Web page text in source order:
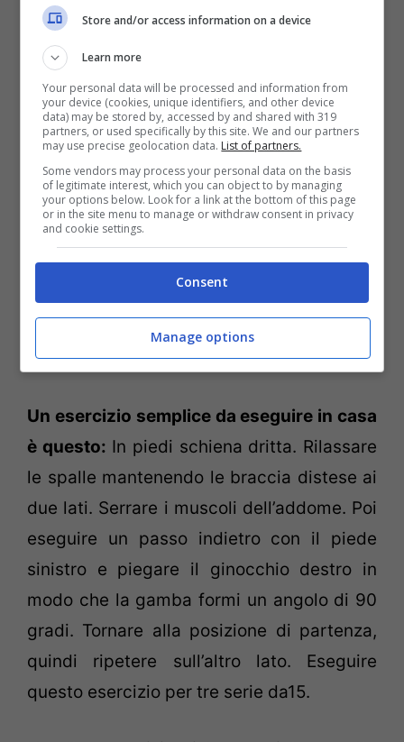
calorico, farà depositare il grasso proprio
in quelle zone: gambe e glutei. Per evitare
il terribile effetto “buccia d’arancia” si
consiglia sempre di bere molta acqua e
seguire una dieta povera di grassi.
Come già detto in precedenza una corretta
alimentazione deve essere affiancata da
unbuon esercizio fisico. Vi sono molti
metodi per rassodare i glutei attraverso
esercizi mirati, ottimi non solo per bruciare
calorie, ma anche per tonificare gli stessi.
Un esercizio semplice da eseguire in casa
è questo: In piedi schiena dritta. Rilassare
le spalle mantenendo le braccia distese ai
due lati. Serrare i muscoli dell’addome. Poi
eseguire un passo indietro con il piede
sinistro e piegare il ginocchio destro in
modo che la gamba formi un angolo di 90
gradi. Tornare alla posizione di partenza,
quindi ripetere sull’altro lato. Eseguire
questo esercizio per tre serie da15.
Store and/or access information on a device
Learn more
Your personal data will be processed and information from
your device (cookies, unique identifiers, and other device
data) may be stored by, accessed by and shared with 319
partners, or used specifically by this site. We and our partners
may use precise geolocation data. List of partners.
Some vendors may process your personal data on the basis
of legitimate interest, which you can object to by managing
your options below. Look for a link at the bottom of this page
or in the site menu to manage or withdraw consent in privacy
and cookie settings.
Consent
Manage options